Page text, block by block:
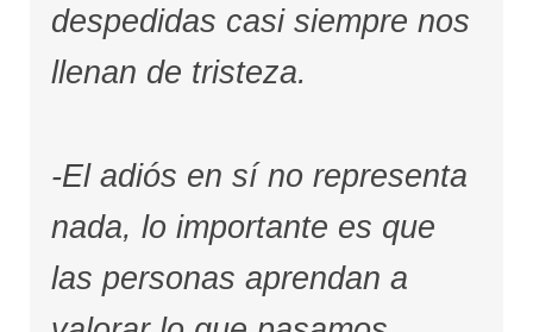
despedidas casi siempre nos
llenan de tristeza.
-El adiós en sí no representa
nada, lo importante es que
las personas aprendan a